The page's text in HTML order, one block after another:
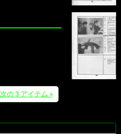
次の 3 アイテム >